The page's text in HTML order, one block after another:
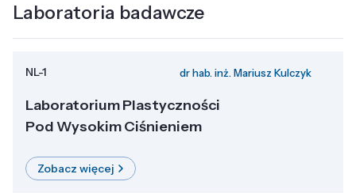
Laboratoria badawcze
NL-1 dr hab. inż. Mariusz Kulczyk
Laboratorium Plastyczności
Pod Wysokim Ciśnieniem
Zobacz więcej